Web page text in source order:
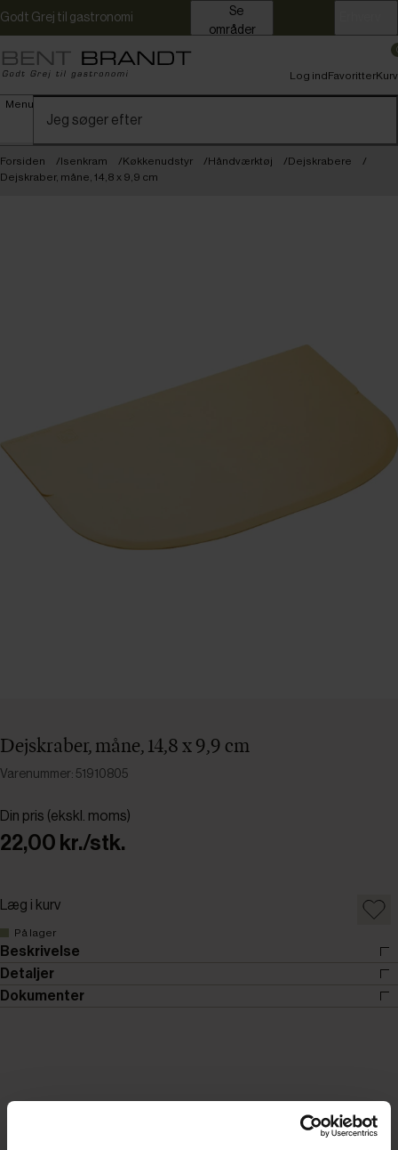
Godt Grej til gastronomi
områder
Menu
Log indFavoritterKurv
Forsiden Isenkram Køkkenudstyr Håndværktøj
Dejskrabere
Dejskraber, måne, 14,8 x 9,9 cm
Dejskraber, måne, 14,8 x 9,9 cm
Varenummer: 51910805
Din pris (ekskl. moms)
22,00 kr./stk.
Læg i kurv
På lager
Beskrivelse
Detaljer
Dokumenter